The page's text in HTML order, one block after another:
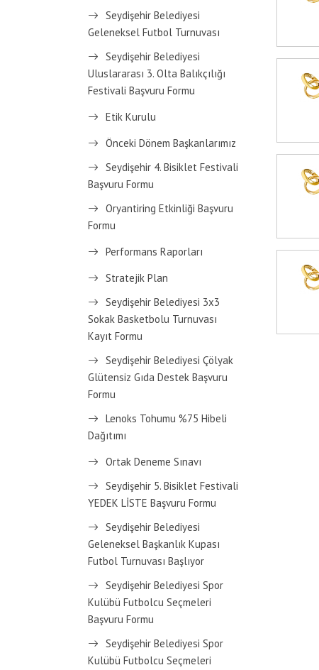
Seydişehir Belediyesi
Geleneksel Futbol Turnuvası
Seydişehir Belediyesi
Uluslararası 3. Olta Balıkçılığı
Festivali Başvuru Formu
Etik Kurulu
Önceki Dönem Başkanlarımız
Seydişehir 4. Bisiklet Festivali
Başvuru Formu
Oryantiring Etkinliği Başvuru
Formu
Performans Raporları
Stratejik Plan
Seydişehir Belediyesi 3x3
Sokak Basketbolu Turnuvası
Kayıt Formu
Seydişehir Belediyesi Çölyak
Glütensiz Gıda Destek Başvuru
Formu
Lenoks Tohumu %75 Hibeli
Dağıtımı
Ortak Deneme Sınavı
Seydişehir 5. Bisiklet Festivali
YEDEK LİSTE Başvuru Formu
Seydişehir Belediyesi
Geleneksel Başkanlık Kupası
Futbol Turnuvası Başlıyor
Seydişehir Belediyesi Spor
Kulübü Futbolcu Seçmeleri
Başvuru Formu
Seydişehir Belediyesi Spor
Kulübü Futbolcu Seçmeleri